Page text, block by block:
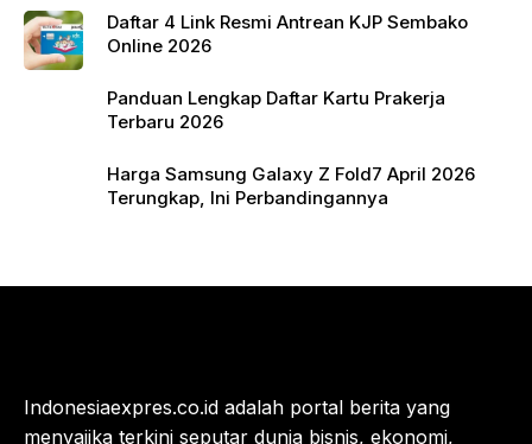
Daftar 4 Link Resmi Antrean KJP Sembako
Online 2026
Panduan Lengkap Daftar Kartu Prakerja
Terbaru 2026
Harga Samsung Galaxy Z Fold7 April 2026
Terungkap, Ini Perbandingannya
Indonesiaexpres.co.id adalah portal berita yang
menyajika terkini seputar dunia bisnis, ekonomi,